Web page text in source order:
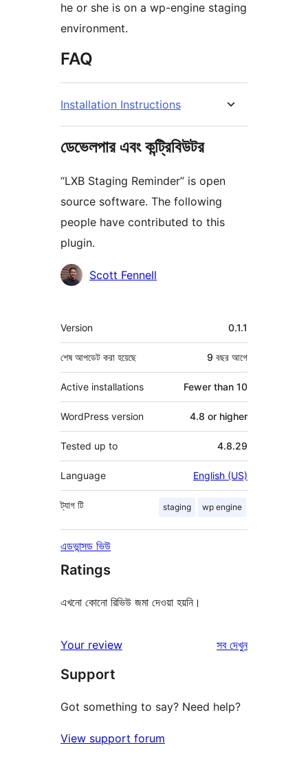
he or she is on a wp-engine staging
environment.
FAQ
Installation Instructions
ডেভেলপার এবং কন্ট্রিবিউটর
“LXB Staging Reminder” is open
source software. The following
people have contributed to this
plugin.
কন্ট্রিবিউটরScott Fennell
মেটা
Version 0.1.1
শেষ আপডেট করা হয়েছে 9 বছর আগে
Active installations Fewer than 10
WordPress version 4.8 or higher
Tested up to 4.8.29
Language English (US)
ট্যাগ staging wp engine
টি
এডভান্সড ভিউ
Ratings
এখনো কোনো রিভিউ জমা দেওয়া হয়নি।
Your review সবরিভিউ
দেখুন
Support
Got something to say? Need help?
View support forum